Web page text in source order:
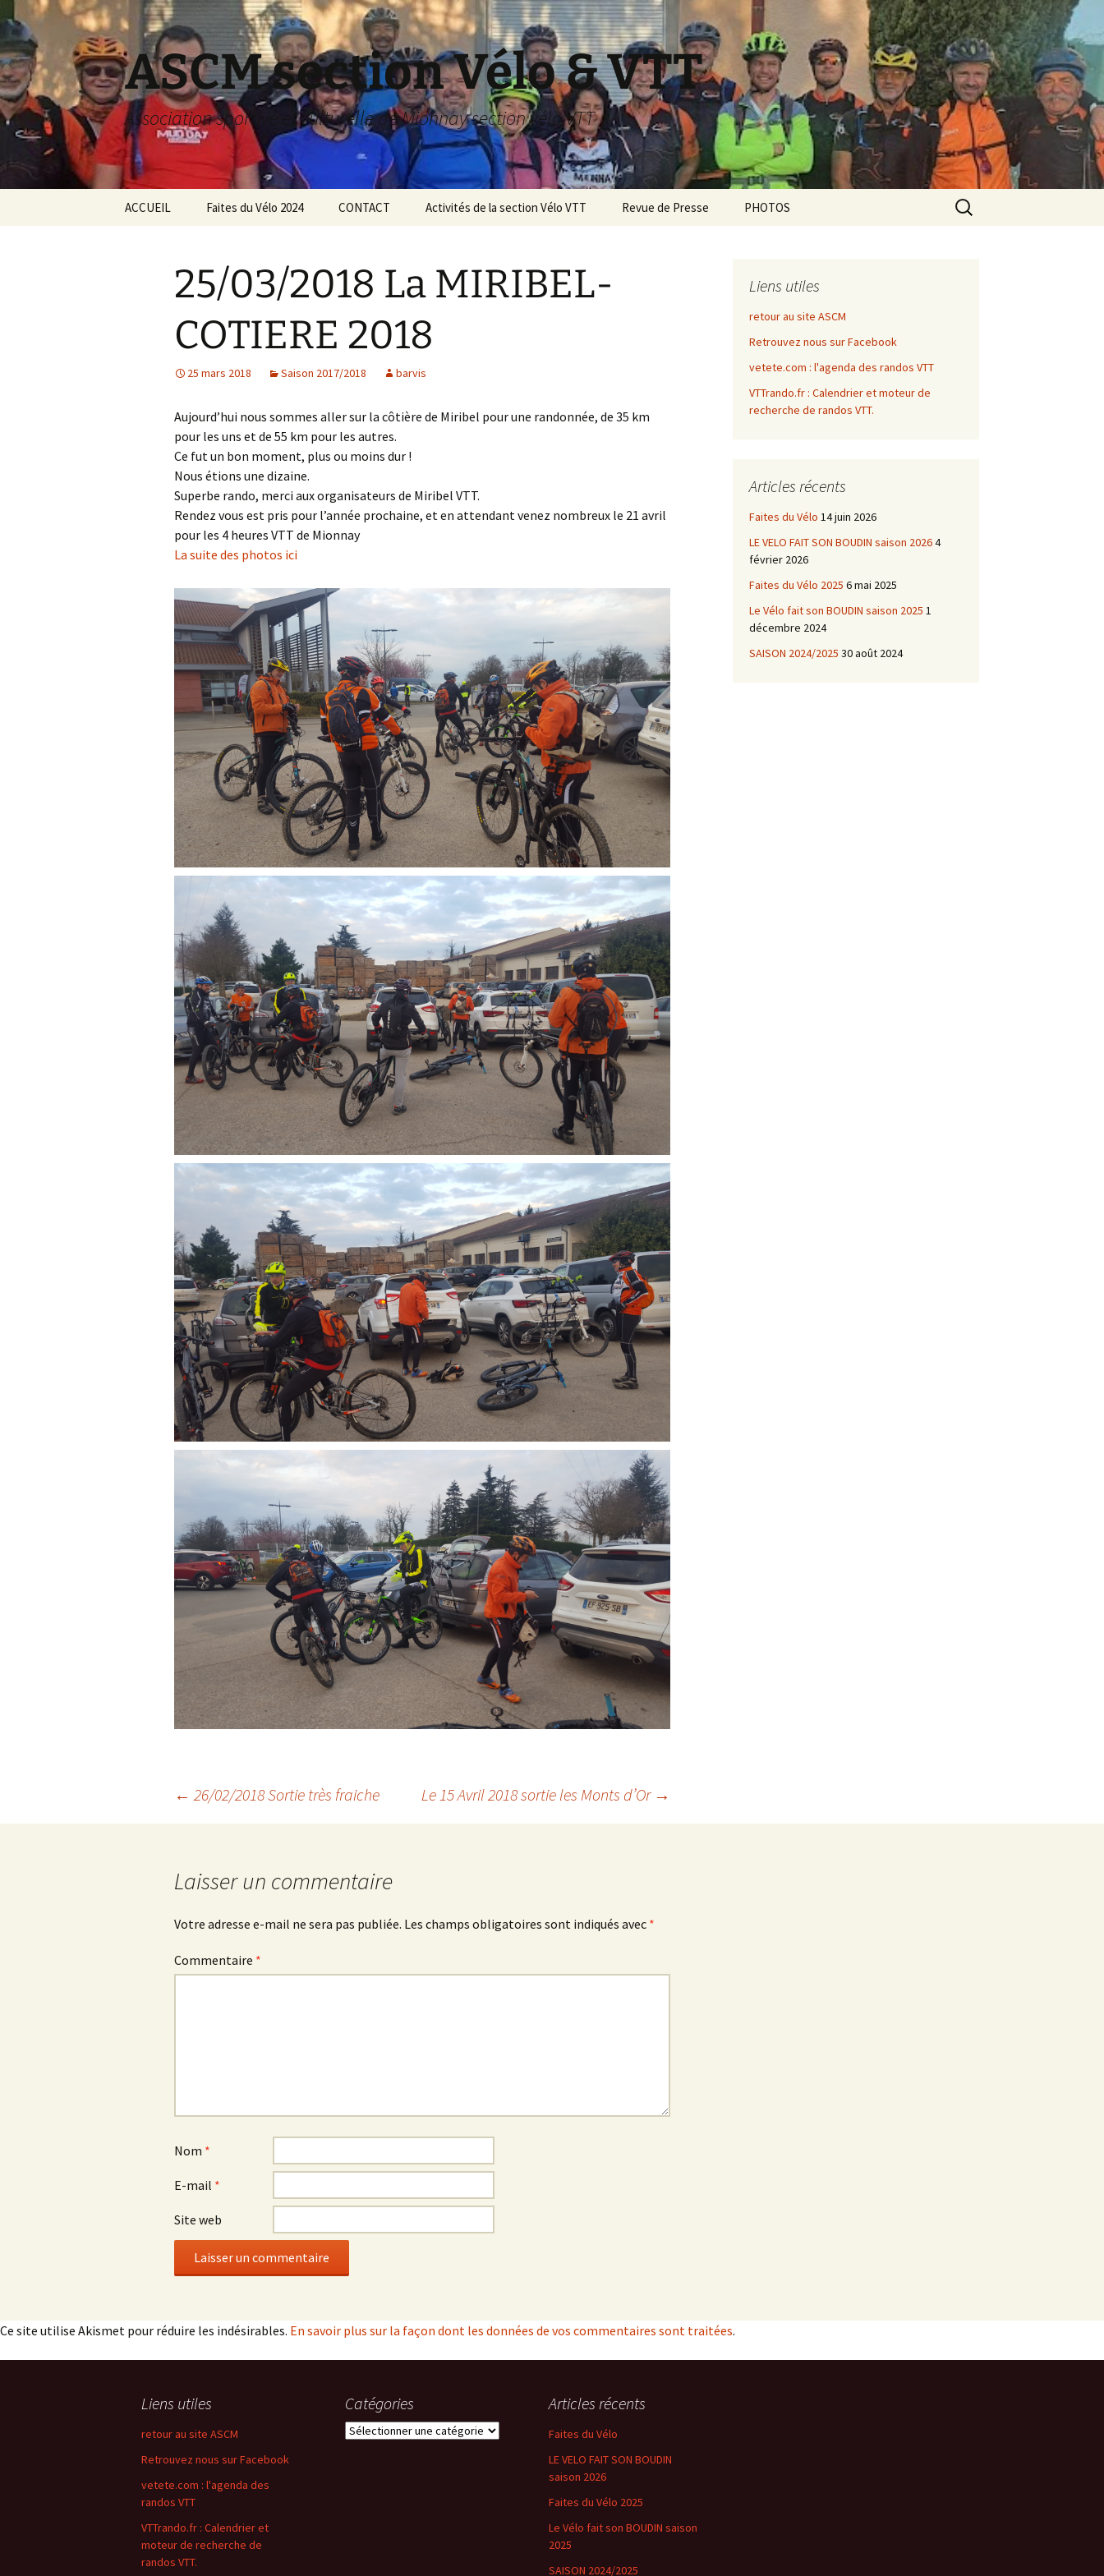
au
contenu
ASCM section Vélo & VTT
Association sportive et culturelle de Mionnay section vélo VTT
ACCUEIL Faites du Vélo 2024 CONTACT Activités de la section Vélo VTT
Saison 2018/2019
Saison 2017/2018
Saison 2014/2015
Saison 2011/2012
Liens GPS
Revue de Presse PHOTOS
Rechercher :
25/03/2018 La MIRIBEL-
COTIERE 2018
25 mars 2018 Saison 2017/2018 barvis
Aujourd’hui nous sommes aller sur la côtière de Miribel pour une randonnée, de 35 km
pour les uns et de 55 km pour les autres.
Ce fut un bon moment, plus ou moins dur !
Nous étions une dizaine.
Superbe rando, merci aux organisateurs de Miribel VTT.
Rendez vous est pris pour l’année prochaine, et en attendant venez nombreux le 21 avril
pour les 4 heures VTT de Mionnay
La suite des photos ici
Navigation
← 26/02/2018 Sortie très fraiche Le 15 Avril 2018 sortie les Monts d’Or →
Laisser un commentaire
Votre adresse e-mail ne sera pas publiée. Les champs obligatoires sont indiqués avec *
Commentaire *
Nom *
E-mail *
Site web
Ce site utilise Akismet pour réduire les indésirables. En savoir plus sur la façon dont les données de vos commentaires sont traitées.
Liens utiles
retour au site ASCM
Retrouvez nous sur Facebook
vetete.com : l'agenda des randos VTT
VTTrando.fr : Calendrier et moteur de
recherche de randos VTT.
Articles récents
Faites du Vélo 14 juin 2026
LE VELO FAIT SON BOUDIN saison 20264
février 2026
Faites du Vélo 2025 6 mai 2025
Le Vélo fait son BOUDIN saison 2025 1
décembre 2024
SAISON 2024/2025 30 août 2024
Liens utiles
retour au site ASCM
Retrouvez nous sur Facebook
vetete.com : l'agenda des
randos VTT
VTTrando.fr : Calendrier et
moteur de recherche de
randos VTT.
Catégories
Catégories
Articles récents
Faites du Vélo
LE VELO FAIT SON BOUDIN
saison 2026
Faites du Vélo 2025
Le Vélo fait son BOUDIN saison
2025
SAISON 2024/2025